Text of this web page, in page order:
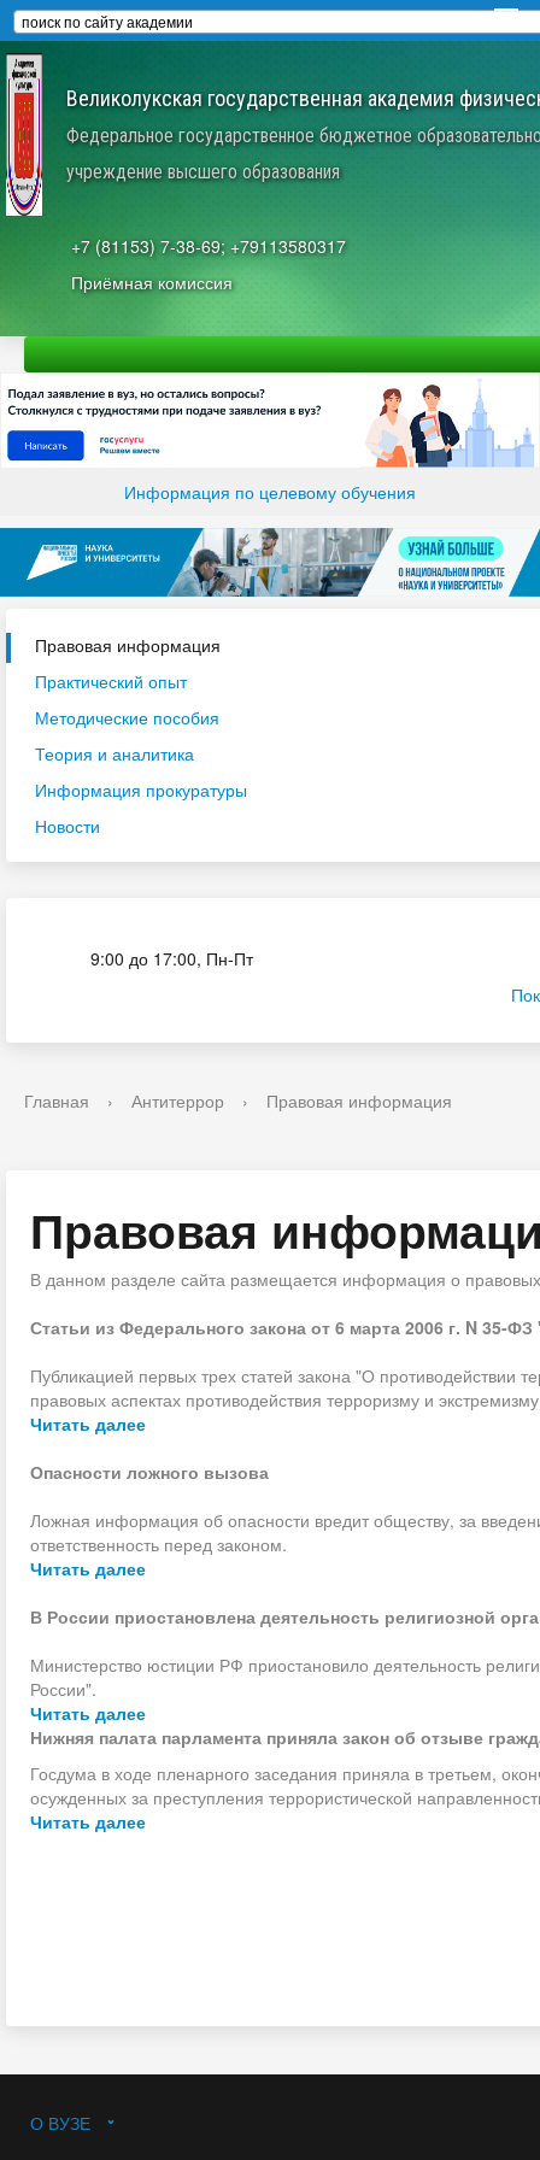
Великолукская государственная академия
Федеральное государственное бюджетное
учреждение высшего образования
+7 (81153) 7-38-69; +79113580317
Приёмная комиссия
Информация по целевому обучения
Правовая информация
Практический опыт
Методические пособия
Теория и аналитика
Информация прокуратуры
Новости
9:00 до 17:00, Пн-Пт
Главная › Антитеррор › Правовая информация
Правовая
В данном разделе сайта размещается информация о
Статьи из Федерального закона от 6 марта 2006 г. N 35-
Публикацией первых трех статей закона "О
правовых аспектах противодействия терроризму и
Читать далее
Опасности ложного вызова
Ложная информация об опасности вредит обществу, за
ответственность перед законом.
Читать далее
В России приостановлена деятельность религиозной
Министерство юстиции РФ приостановило деятельность
России".
Читать далее
Нижняя палата парламента приняла закон об отзыве
Госдума в ходе пленарного заседания приняла в третьем,
осужденных за преступления террористической
Читать далее
О ВУЗЕ